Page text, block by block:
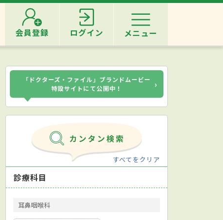
会員登録 ログイン メニュー
「ドクターズ・ファイル」ブランドムービー
特設サイトにて公開中！
›
すべてをクリア
診療科目
耳鼻咽喉科